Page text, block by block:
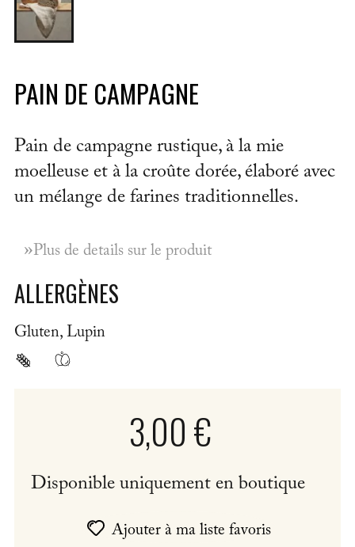
PAIN DE CAMPAGNE
Pain de campagne rustique, à la mie
moelleuse et à la croûte dorée, élaboré avec
un mélange de farines traditionnelles.
»Plus de details sur le produit
ALLERGÈNES
Gluten, Lupin
3,00 €
Disponible uniquement en boutique
Ajouter à ma liste favoris